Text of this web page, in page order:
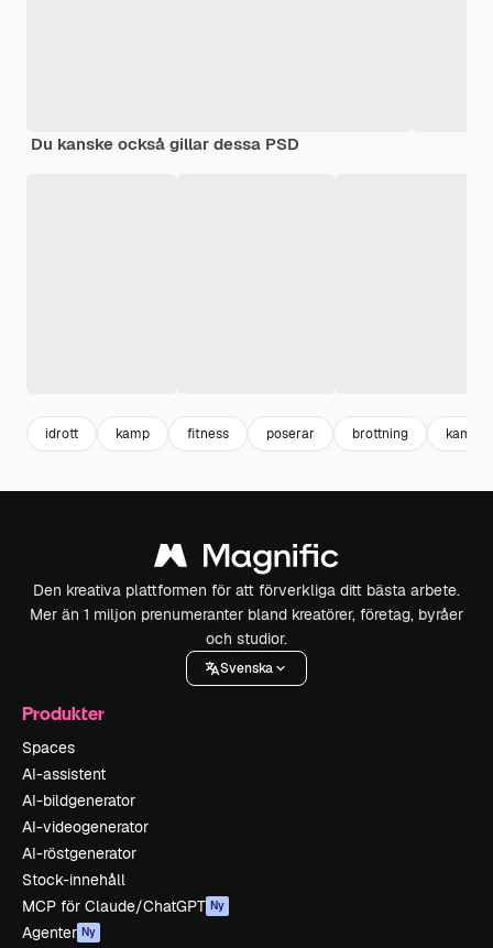
Du kanske också gillar dessa PSD
idrott kamp fitness poserar brottning
Den kreativa plattformen för att förverkliga ditt bästa arbete.
Mer än 1 miljon prenumeranter bland kreatörer, företag, byråer
och studior.
Svenska
Produkter
Spaces
AI-assistent
AI-bildgenerator
AI-videogenerator
AI-röstgenerator
Stock-innehåll
MCP för Claude/ChatGPT Ny
Agenter Ny